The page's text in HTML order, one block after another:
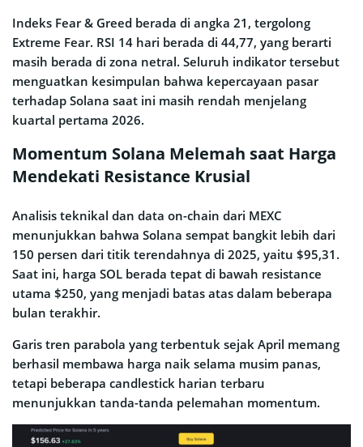
Indeks Fear & Greed berada di angka 21, tergolong
Extreme Fear. RSI 14 hari berada di 44,77, yang berarti
masih berada di zona netral. Seluruh indikator tersebut
menguatkan kesimpulan bahwa kepercayaan pasar
terhadap Solana saat ini masih rendah menjelang
kuartal pertama 2026.
Momentum Solana Melemah saat Harga
Mendekati Resistance Krusial
Analisis teknikal dan data on-chain dari MEXC
menunjukkan bahwa Solana sempat bangkit lebih dari
150 persen dari titik terendahnya di 2025, yaitu $95,31.
Saat ini, harga SOL berada tepat di bawah resistance
utama $250, yang menjadi batas atas dalam beberapa
bulan terakhir.
Garis tren parabola yang terbentuk sejak April memang
berhasil membawa harga naik selama musim panas,
tetapi beberapa candlestick harian terbaru
menunjukkan tanda-tanda pelemahan momentum.